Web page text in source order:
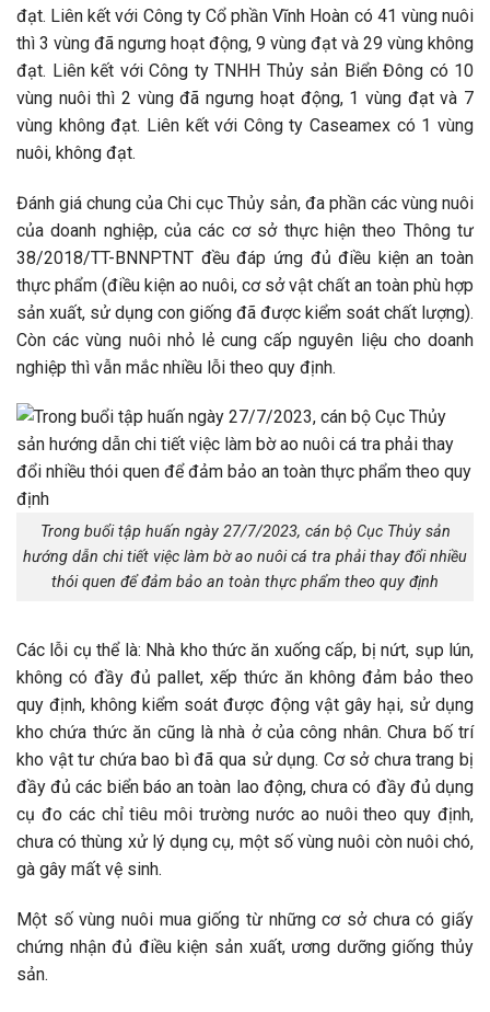
đạt. Liên kết với Công ty Cổ phần Vĩnh Hoàn có 41 vùng nuôi
thì 3 vùng đã ngưng hoạt động, 9 vùng đạt và 29 vùng không
đạt. Liên kết với Công ty TNHH Thủy sản Biển Đông có 10
vùng nuôi thì 2 vùng đã ngưng hoạt động, 1 vùng đạt và 7
vùng không đạt. Liên kết với Công ty Caseamex có 1 vùng
nuôi, không đạt.
Đánh giá chung của Chi cục Thủy sản, đa phần các vùng nuôi
của doanh nghiệp, của các cơ sở thực hiện theo Thông tư
38/2018/TT-BNNPTNT đều đáp ứng đủ điều kiện an toàn
thực phẩm (điều kiện ao nuôi, cơ sở vật chất an toàn phù hợp
sản xuất, sử dụng con giống đã được kiểm soát chất lượng).
Còn các vùng nuôi nhỏ lẻ cung cấp nguyên liệu cho doanh
nghiệp thì vẫn mắc nhiều lỗi theo quy định.
Trong buổi tập huấn ngày 27/7/2023, cán bộ Cục Thủy sản
hướng dẫn chi tiết việc làm bờ ao nuôi cá tra phải thay đổi nhiều
thói quen để đảm bảo an toàn thực phẩm theo quy định
Các lỗi cụ thể là: Nhà kho thức ăn xuống cấp, bị nứt, sụp lún,
không có đầy đủ pallet, xếp thức ăn không đảm bảo theo
quy định, không kiểm soát được động vật gây hại, sử dụng
kho chứa thức ăn cũng là nhà ở của công nhân. Chưa bố trí
kho vật tư chứa bao bì đã qua sử dụng. Cơ sở chưa trang bị
đầy đủ các biển báo an toàn lao động, chưa có đầy đủ dụng
cụ đo các chỉ tiêu môi trường nước ao nuôi theo quy định,
chưa có thùng xử lý dụng cụ, một số vùng nuôi còn nuôi chó,
gà gây mất vệ sinh.
Một số vùng nuôi mua giống từ những cơ sở chưa có giấy
chứng nhận đủ điều kiện sản xuất, ương dưỡng giống thủy
sản.